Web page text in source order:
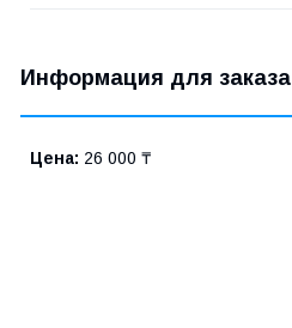
Информация для заказа
Цена: 26 000 ₸